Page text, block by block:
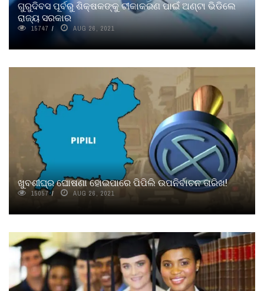
ଗୁରୁଦିବସ ପୂର୍ବରୁ ଶିକ୍ଷକଙ୍କୁ ଟୀକାକରଣ ପାଇଁ ଅଣ୍ଟା ଭିଡିଲେ
ରାଜ୍ୟ ସରକାର
15747 AUG 26, 2021
ଖୁବଶୀଘ୍ର ଘୋଷଣା ହୋଇପାରେ ପିପିଲି ଉପନିର୍ବାଚନ ତାରିଖ!
15057 AUG 26, 2021